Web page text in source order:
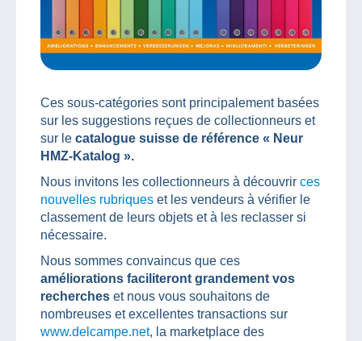
Ces sous-catégories sont principalement basées
sur les suggestions reçues de collectionneurs et
sur le catalogue suisse de référence « Neur
HMZ-Katalog ».
Nous invitons les collectionneurs à découvrir ces
nouvelles rubriques et les vendeurs à vérifier le
classement de leurs objets et à les reclasser si
nécessaire.
Nous sommes convaincus que ces
améliorations faciliteront grandement vos
recherches et nous vous souhaitons de
nombreuses et excellentes transactions sur
www.delcampe.net, la marketplace des